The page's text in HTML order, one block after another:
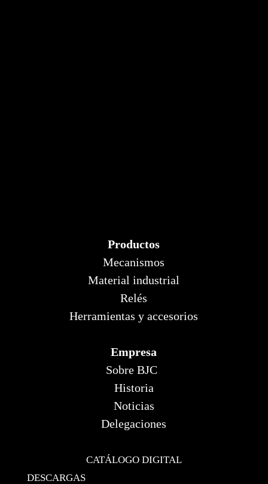
Productos
Mecanismos
Material industrial
Relés
Herramientas y accesorios
Empresa
Sobre BJC
Historia
Noticias
Delegaciones
CATÁLOGO DIGITAL
DESCARGAS